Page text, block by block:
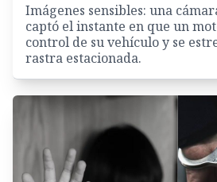
Imágenes sensibles: una
captó el instante en que un
control de su vehículo y se
rastra estacionada.